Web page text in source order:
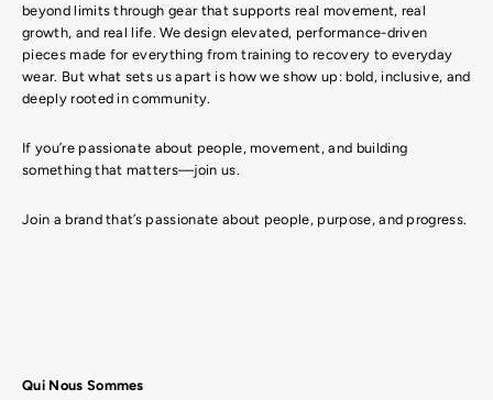
beyond limits through gear that supports real movement, real
growth, and real life. We design elevated, performance-driven
pieces made for everything from training to recovery to everyday
wear. But what sets us apart is how we show up: bold, inclusive, and
deeply rooted in community.
If you’re passionate about people, movement, and building
something that matters—join us.
Join a brand that’s passionate about people, purpose, and progress.
Qui Nous Sommes